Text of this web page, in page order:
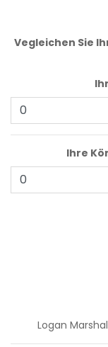
Vegleichen Sie
Ihre
Logan